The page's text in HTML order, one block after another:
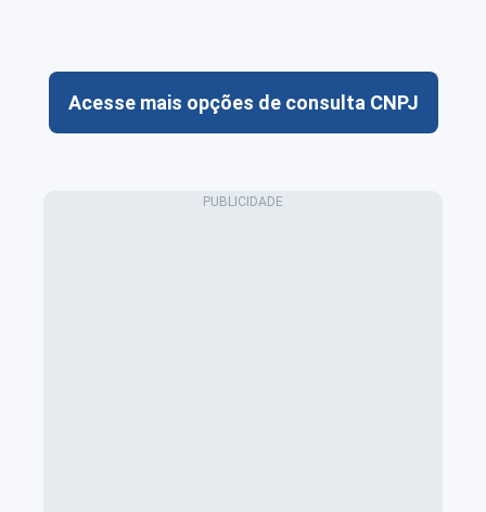
Acesse mais opções de consulta CNPJ